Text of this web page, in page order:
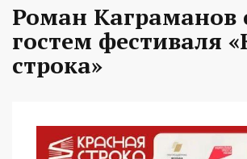
Роман Каграманов
гостем фестиваля
строка»